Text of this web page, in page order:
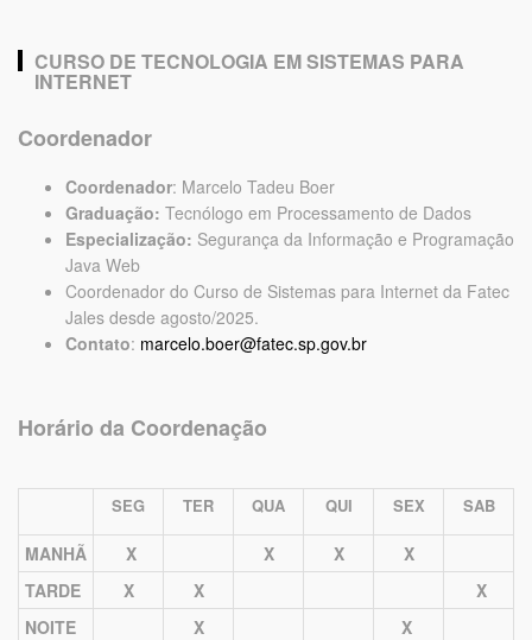
CURSO DE TECNOLOGIA EM SISTEMAS PARA
INTERNET
Coordenador
Coordenador: Marcelo Tadeu Boer
Graduação: Tecnólogo em Processamento de Dados
Especialização: Segurança da Informação e Programação
Java Web
Coordenador do Curso de Sistemas para Internet da Fatec
Jales desde agosto/2025.
Contato: marcelo.boer@fatec.sp.gov.br
Horário da Coordenação
SEG TER QUA QUI SEX SAB
MANHÃ X X X
X
TARDE
X X
X
NOITE
X X